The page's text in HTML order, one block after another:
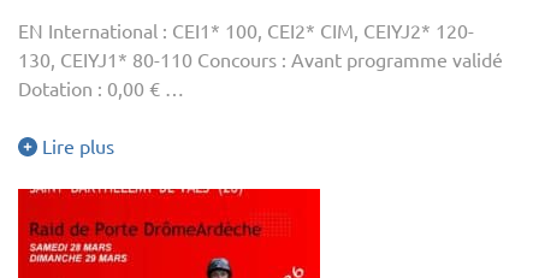
EN International : CEI1* 100, CEI2* CIM, CEIYJ2* 120-
130, CEIYJ1* 80-110 Concours : Avant programme validé
Dotation : 0,00 € …
Lire plus